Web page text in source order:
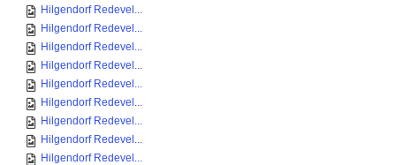
Hilgendorf Redevel...
Hilgendorf Redevel...
Hilgendorf Redevel...
Hilgendorf Redevel...
Hilgendorf Redevel...
Hilgendorf Redevel...
Hilgendorf Redevel...
Hilgendorf Redevel...
Hilgendorf Redevel...